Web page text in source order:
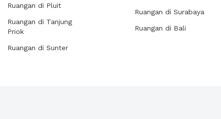
Ruangan di Pluit
Ruangan di Tanjung
Priok
Ruangan di Sunter
Ruangan di Surabaya
Ruangan di Bali